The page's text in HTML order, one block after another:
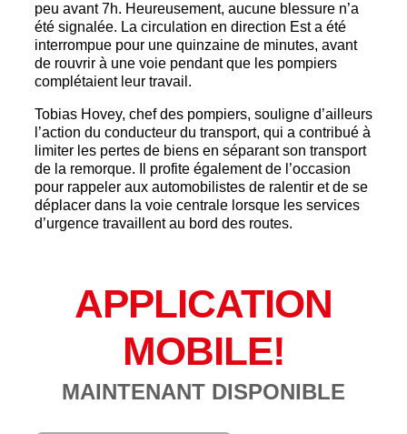
peu avant 7h. Heureusement, aucune blessure n’a
été signalée. La circulation en direction Est a été
interrompue pour une quinzaine de minutes, avant
de rouvrir à une voie pendant que les pompiers
complétaient leur travail.
Tobias Hovey, chef des pompiers, souligne d’ailleurs
l’action du conducteur du transport, qui a contribué à
limiter les pertes de biens en séparant son transport
de la remorque. Il profite également de l’occasion
pour rappeler aux automobilistes de ralentir et de se
déplacer dans la voie centrale lorsque les services
d’urgence travaillent au bord des routes.
APPLICATION
MOBILE!
MAINTENANT DISPONIBLE